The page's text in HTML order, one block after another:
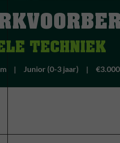
TECHNIEK
Junior (0-3 jaar)